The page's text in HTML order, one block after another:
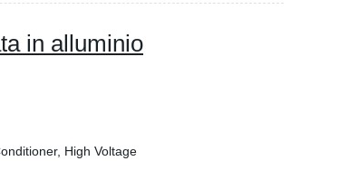
in alluminio
High Voltage